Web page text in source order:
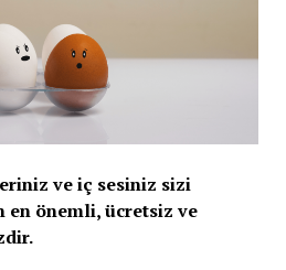
ve iç sesiniz sizi
en önemli, ücretsiz ve